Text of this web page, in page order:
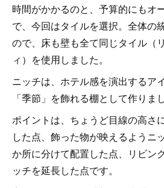
時間がかかるのと、予算的にもオ
で、今回はタイルを選択。全体の
ので、床も壁も全て同じタイル（
ィ）を使用しました。
ニッチは、ホテル感を演出するア
「季節」を飾れる棚として作りまし
ポイントは、ちょうど目線の高さ
した点、飾った物が映えるようニ
か所に分けて配置した点、リビン
ッチを延長した点です。